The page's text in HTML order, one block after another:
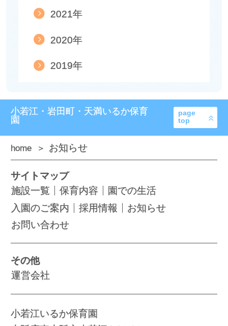
2021年
2020年
2019年
小若江・岩田町・天満いるか保育
園
page
top
home お知らせ
サイトマップ
施設一覧
保育内容
園での生活
入園のご案内
採用情報
お知らせ
お問い合わせ
小若江いるか保育園
その他
運営会社